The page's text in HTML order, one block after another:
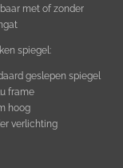
met of zonder
spiegel:
geslepen spiegel
frame
hoog
verlichting